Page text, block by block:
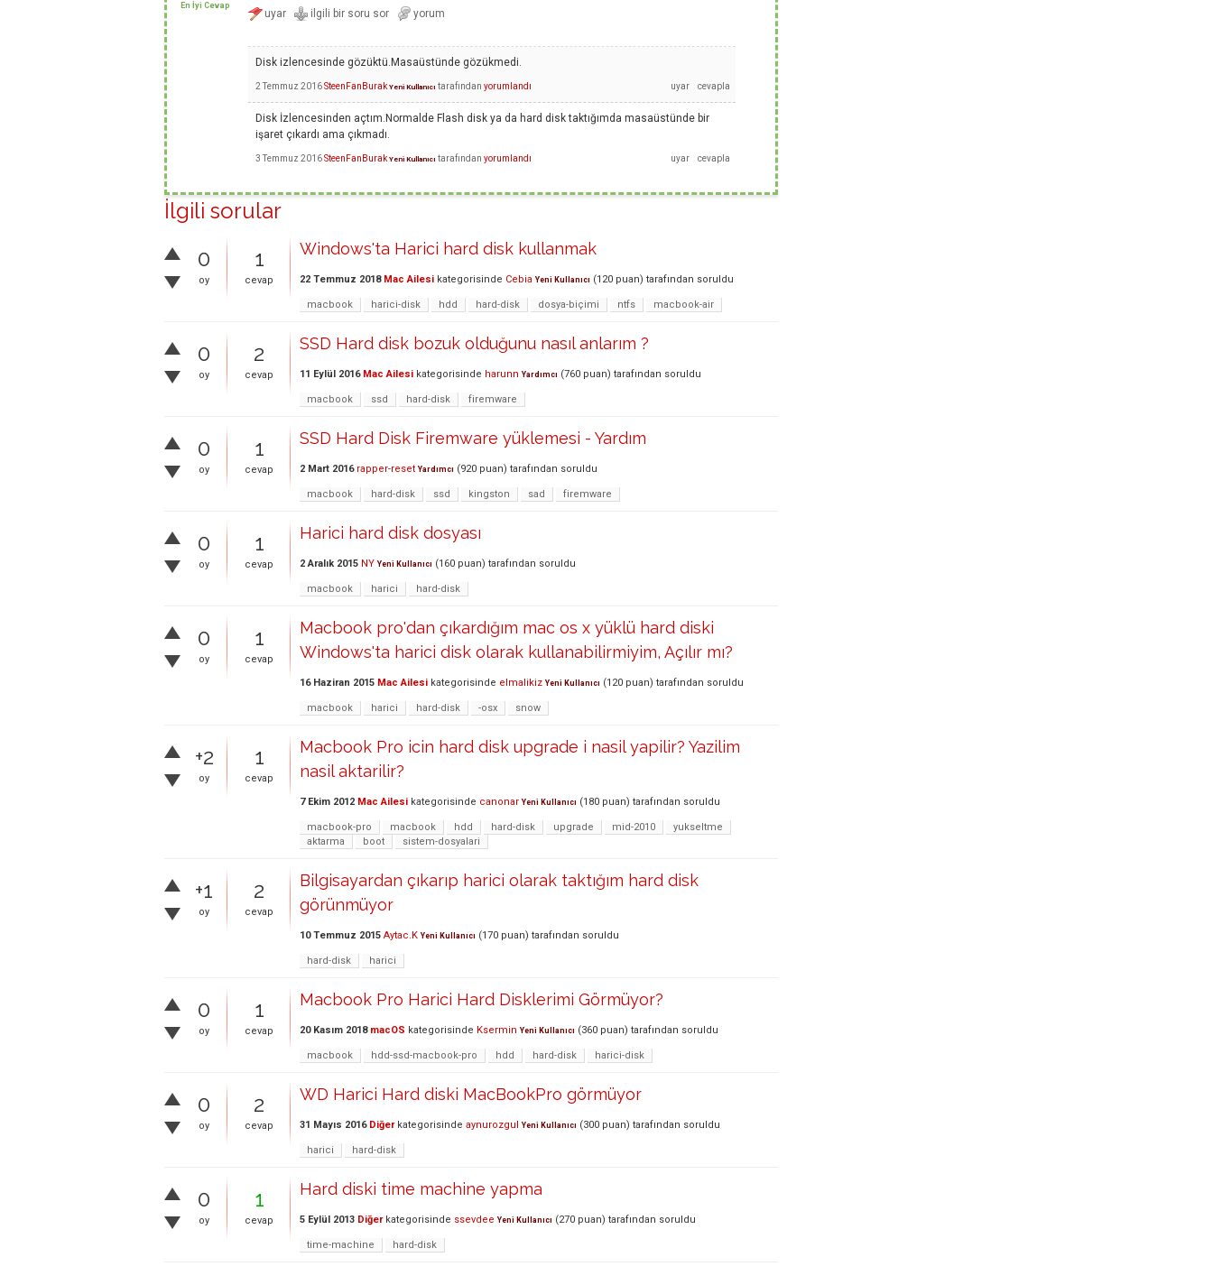
En İyi Cevap
Disk izlencesinde gözüktü.Masaüstünde gözükmedi.
2 Temmuz 2016SteenFanBurak Yeni Kullanıcı tarafından yorumlandı
Disk İzlencesinden açtım.Normalde Flash disk ya da hard disk taktığımda masaüstünde bir
işaret çıkardı ama çıkmadı.
3 Temmuz 2016SteenFanBurak Yeni Kullanıcı tarafından yorumlandı
İlgili sorular
0
oy
1
cevap
Windows'ta Harici hard disk kullanmak
22 Temmuz 2018 Mac Ailesi kategorisinde Cebia Yeni Kullanıcı (120 puan) tarafından soruldu
macbook harici-disk hdd hard-disk dosya-biçimi ntfs macbook-air
0
oy
2
cevap
SSD Hard disk bozuk olduğunu nasıl anlarım ?
11 Eylül 2016 Mac Ailesi kategorisinde harunn Yardımcı (760 puan) tarafından soruldu
macbook ssd hard-disk firemware
0
oy
1
cevap
SSD Hard Disk Firemware yüklemesi - Yardım
2 Mart 2016 rapper-reset Yardımcı (920 puan) tarafından soruldu
macbook hard-disk ssd kingston sad firemware
0
oy
1
cevap
Harici hard disk dosyası
2 Aralık 2015 NY Yeni Kullanıcı (160 puan) tarafından soruldu
macbook harici hard-disk
0
oy
1
cevap
Macbook pro'dan çıkardığım mac os x yüklü hard diski
Windows'ta harici disk olarak kullanabilirmiyim, Açılır mı?
16 Haziran 2015 Mac Ailesi kategorisinde elmalikiz Yeni Kullanıcı (120 puan) tarafından soruldu
macbook harici hard-disk -osx snow
+2
oy
1
cevap
Macbook Pro icin hard disk upgrade i nasil yapilir? Yazilim
nasil aktarilir?
7 Ekim 2012 Mac Ailesi kategorisinde canonar Yeni Kullanıcı (180 puan) tarafından soruldu
macbook-pro macbook hdd hard-disk upgrade mid-2010
yukseltme
aktarma
boot sistem-dosyalari
+1
oy
2
cevap
Bilgisayardan çıkarıp harici olarak taktığım hard disk
görünmüyor
10 Temmuz 2015 Aytac.K Yeni Kullanıcı (170 puan) tarafından soruldu
hard-disk harici
0
oy
1
cevap
Macbook Pro Harici Hard Disklerimi Görmüyor?
20 Kasım 2018 macOS kategorisinde Ksermin Yeni Kullanıcı (360 puan) tarafından soruldu
macbook hdd-ssd-macbook-pro hdd hard-disk harici-disk
0
oy
2
cevap
WD Harici Hard diski MacBookPro görmüyor
31 Mayıs 2016 Diğerkategorisinde aynurozgul Yeni Kullanıcı (300 puan) tarafından soruldu
harici hard-disk
0
oy
1
cevap
Hard diski time machine yapma
5 Eylül 2013 Diğerkategorisinde ssevdee Yeni Kullanıcı (270 puan) tarafından soruldu
time-machine hard-disk